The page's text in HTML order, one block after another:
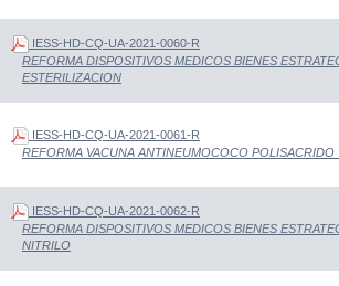
IESS-HD-CQ-UA-2021-0060-R
REFORMA DISPOSITIVOS MEDICOS BIENES
ESTERILIZACION
IESS-HD-CQ-UA-2021-0061-R
REFORMA VACUNA ANTINEUMOCOCO
IESS-HD-CQ-UA-2021-0062-R
REFORMA DISPOSITIVOS MEDICOS BIENES
NITRILO